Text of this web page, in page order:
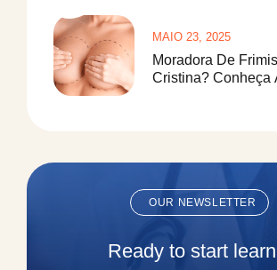
Moradora De
Cristina? Conheça
MAIO 23, 2025
OUR NEWSLETTER
Ready to start